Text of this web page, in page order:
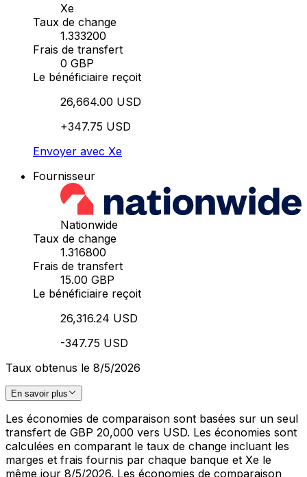
Xe
Taux de change
1.333200
Frais de transfert
0 GBP
Le bénéficiaire reçoit
26,664.00 USD
+347.75 USD
Envoyer avec Xe
Fournisseur
Nationwide
Taux de change
1.316800
Frais de transfert
15.00 GBP
Le bénéficiaire reçoit
26,316.24 USD
-347.75 USD
Taux obtenus le 8/5/2026
En savoir plus
Les économies de comparaison sont basées sur un seul
transfert de GBP 20,000 vers USD. Les économies sont
calculées en comparant le taux de change incluant les
marges et frais fournis par chaque banque et Xe le
même jour 8/5/2026. Les économies de comparaison